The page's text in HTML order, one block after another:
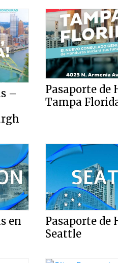
–
Pasaporte de
Tampa
en
Pasaporte de
Seattle